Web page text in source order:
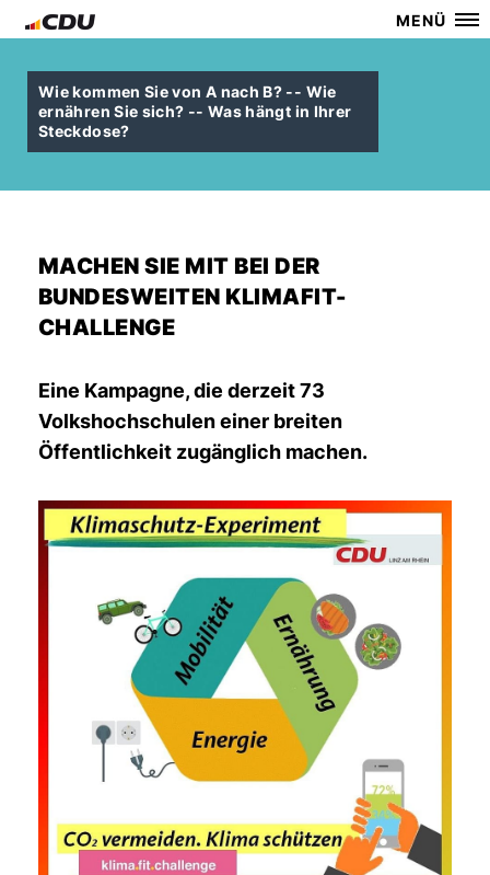
MENÜ
Wie kommen Sie von A nach B? -- Wie
ernähren Sie sich? -- Was hängt in Ihrer
Steckdose?
MACHEN SIE MIT BEI DER
BUNDESWEITEN KLIMAFIT-
CHALLENGE
Eine Kampagne, die derzeit 73
Volkshochschulen einer breiten
Öffentlichkeit zugänglich machen.